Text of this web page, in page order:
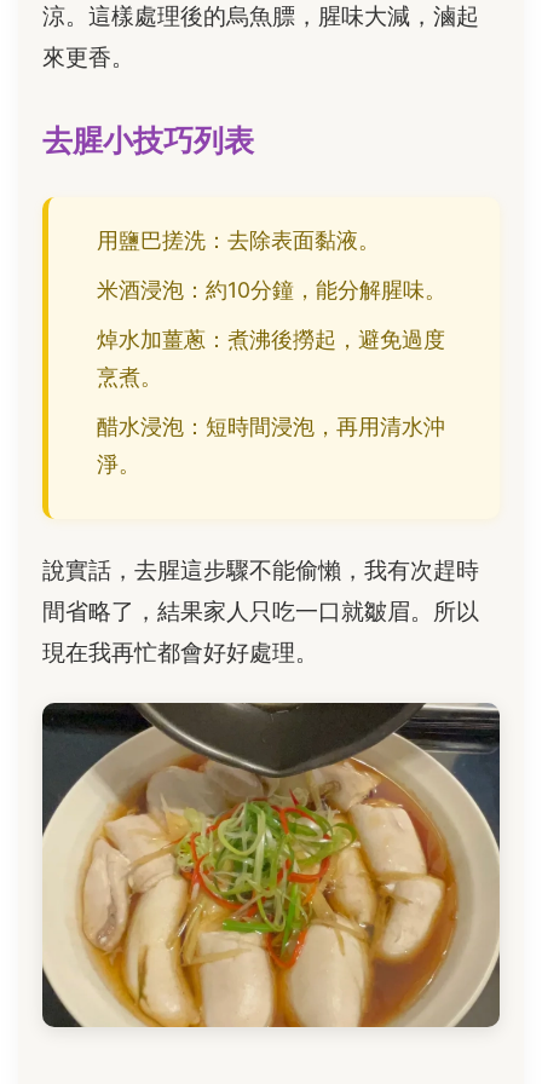
涼。這樣處理後的烏魚膘，腥味大減，滷起
來更香。
去腥小技巧列表
用鹽巴搓洗：去除表面黏液。
米酒浸泡：約10分鐘，能分解腥味。
焯水加薑蔥：煮沸後撈起，避免過度
烹煮。
醋水浸泡：短時間浸泡，再用清水沖
淨。
說實話，去腥這步驟不能偷懶，我有次趕時
間省略了，結果家人只吃一口就皺眉。所以
現在我再忙都會好好處理。